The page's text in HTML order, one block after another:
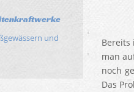
und
man
noch
Das